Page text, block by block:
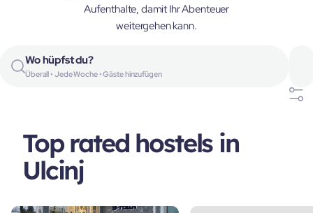
Aufenthalte, damit Ihr Abenteuer
weitergehen kann.
Wo hüpfst du?
Überall • Jede Woche • Gäste hinzufügen
Top rated hostels in
Ulcinj